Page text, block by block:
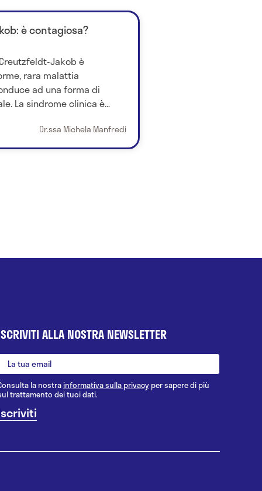
è contagiosa?
Jakob è
rara malattia
ad una forma di
La sindrome clinica è...
Dr.ssa Michela Manfredi
ALLA NOSTRA NEWSLETTER
la nostrainformativa sulla privacy per sapere di più
trattamento dei tuoi dati.